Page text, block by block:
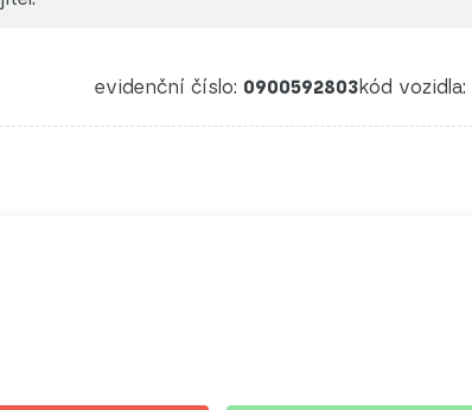
evidenční číslo: 0900592803kód vozidla: